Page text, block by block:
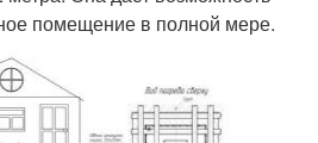
помещение в полной мере.